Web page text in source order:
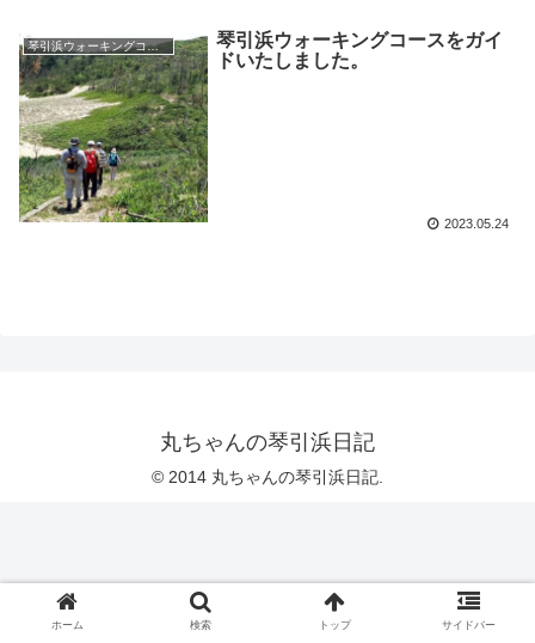
琴引浜ウォーキングコース
琴引浜ウォーキングコースをガイ
ドいたしました。
2023.05.24
丸ちゃんの琴引浜日記
© 2014 丸ちゃんの琴引浜日記.
ホーム 検索 トップ サイドバー